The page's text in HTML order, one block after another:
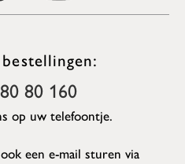
80 160
op uw telefoontje.
een e-mail sturen via